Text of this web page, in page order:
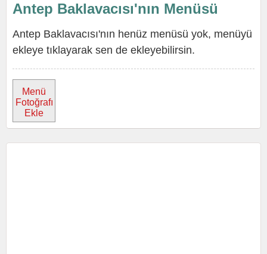
Antep Baklavacısı'nın Menüsü
Antep Baklavacısı'nın henüz menüsü yok, menüyü
ekleye tıklayarak sen de ekleyebilirsin.
Menü
Fotoğrafı
Ekle